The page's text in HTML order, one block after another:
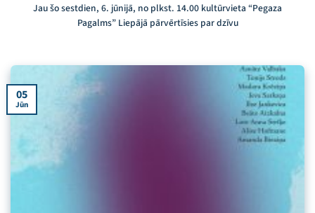
Jau šo sestdien, 6. jūnijā, no plkst. 14.00 kultūrvieta “Pegaza
Pagalms” Liepājā pārvērtīsies par dzīvu
05
Jūn